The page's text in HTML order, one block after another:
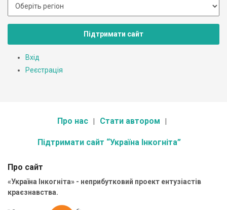
Підтримати сайт
Вхід
Реєстрація
Про нас Стати автором
Підтримати сайт “Україна Інкогніта”
Про сайт
«Україна Інкогніта» - неприбутковий проект ентузіастів
краєзнавства.